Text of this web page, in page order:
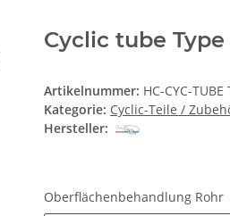
Cyclic tube Type
Artikelnummer: HC-CYC-TUBE
Kategorie: Cyclic-Teile /
Hersteller:
Oberflächenbehandlung Rohr